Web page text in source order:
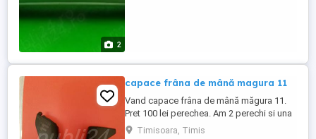
2
capace frâna de mână magura 11
Vand capace frâna de mână măgura 11.
Pret 100 lei perechea. Am 2 perechi si una
separat.
Timisoara, Timis